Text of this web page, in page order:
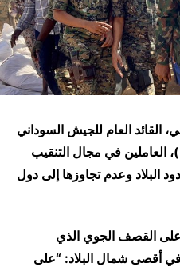
القائد العام للجيش السوداني
العاملين في مجال التنقيب
البلاد وعدم تجاوزها إلى دول
على القصف الجوي الذي
أقصى شمال البلاد: “على